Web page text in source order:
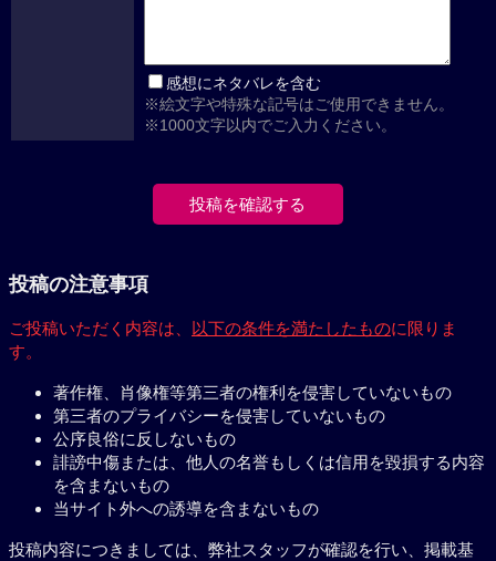
感想にネタバレを含む
※絵文字や特殊な記号はご使用できません。
※1000文字以内でご入力ください。
投稿の注意事項
ご投稿いただく内容は、 以下の条件を満たしたものに限りま
す。
著作権、肖像権等第三者の権利を侵害していないもの
第三者のプライバシーを侵害していないもの
公序良俗に反しないもの
誹謗中傷または、他人の名誉もしくは信用を毀損する内容
を含まないもの
当サイト外への誘導を含まないもの
投稿内容につきましては、弊社スタッフが確認を行い、掲載基